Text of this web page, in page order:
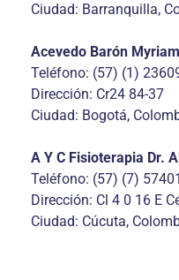
Ciudad: Barranquilla,
Acevedo Barón
Teléfono: (57) (1)
Dirección: Cr24 84-37
Ciudad: Bogotá,
A Y C Fisioterapia Dr.
Teléfono: (57) (7)
Dirección: Cl 4 0 16 E
Ciudad: Cúcuta,